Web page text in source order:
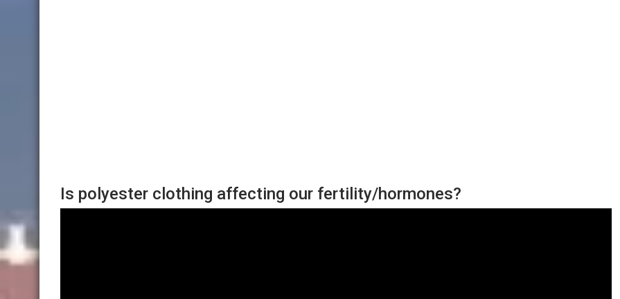
Is polyester clothing affecting our fertility/hormones?